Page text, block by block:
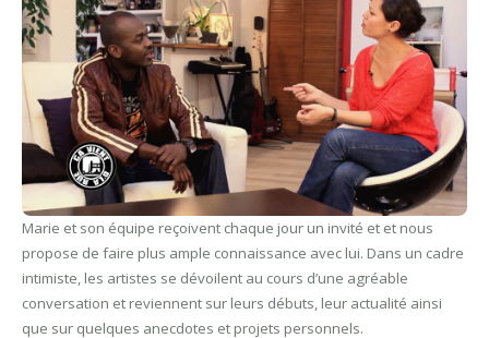
Marie et son équipe reçoivent chaque jour un invité et et nous
propose de faire plus ample connaissance avec lui. Dans un cadre
intimiste, les artistes se dévoilent au cours d’une agréable
conversation et reviennent sur leurs débuts, leur actualité ainsi
que sur quelques anecdotes et projets personnels.